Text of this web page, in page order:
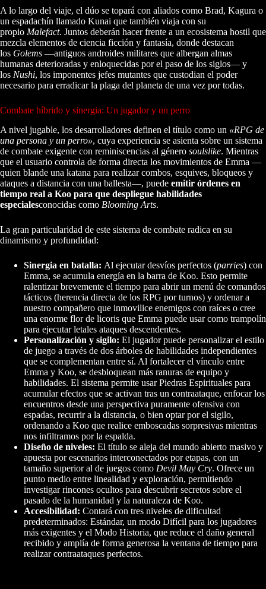
A lo largo del viaje, el dúo se topará con aliados como Brad, Kagura o
un espadachín llamado Kunai que también viaja con su
propio Malefact. Juntos deberán hacer frente a un ecosistema hostil que
mezcla elementos de ciencia ficción y fantasía, donde destacan
los Golems —antiguos androides militares que albergan almas
humanas deterioradas y enloquecidas por el paso de los siglos— y
los Nushi, los imponentes jefes mutantes que custodian el poder
necesario para erradicar la plaga del planeta de una vez por todas.
Combate híbrido y sinergia: Un jugador y un perro
A nivel jugable, los desarrolladores definen el título como un «RPG de
una persona y un perro», cuya experiencia se asienta sobre un sistema
de combate exigente con reminiscencias al género soulslike. Mientras
que el usuario controla de forma directa los movimientos de Emma —
quien blande una katana para realizar combos, esquives, bloqueos y
ataques a distancia con una ballesta—, puede emitir órdenes en
tiempo real a Koo para que despliegue habilidades
especialesconocidas como Blooming Arts.
La gran particularidad de este sistema de combate radica en su
dinamismo y profundidad:
Sinergia en batalla: Al ejecutar desvíos perfectos (parries) con
Emma, se acumula energía en la barra de Koo. Esto permite
ralentizar brevemente el tiempo para abrir un menú de comandos
tácticos (herencia directa de los RPG por turnos) y ordenar a
nuestro compañero que inmovilice enemigos con raíces o cree
una enorme flor de licoris que Emma puede usar como trampolín
para ejecutar letales ataques descendentes.
Personalización y sigilo: El jugador puede personalizar el estilo
de juego a través de dos árboles de habilidades independientes
que se complementan entre sí. Al fortalecer el vínculo entre
Emma y Koo, se desbloquean más ranuras de equipo y
habilidades. El sistema permite usar Piedras Espirituales para
acumular efectos que se activan tras un contraataque, enfocar los
encuentros desde una perspectiva puramente ofensiva con
espadas, recurrir a la distancia, o bien optar por el sigilo,
ordenando a Koo que realice emboscadas sorpresivas mientras
nos infiltramos por la espalda.
Diseño de niveles: El título se aleja del mundo abierto masivo y
apuesta por escenarios interconectados por etapas, con un
tamaño superior al de juegos como Devil May Cry. Ofrece un
punto medio entre linealidad y exploración, permitiendo
investigar rincones ocultos para descubrir secretos sobre el
pasado de la humanidad y la naturaleza de Koo.
Accesibilidad: Contará con tres niveles de dificultad
predeterminados: Estándar, un modo Difícil para los jugadores
más exigentes y el Modo Historia, que reduce el daño general
recibido y amplía de forma generosa la ventana de tiempo para
realizar contraataques perfectos.